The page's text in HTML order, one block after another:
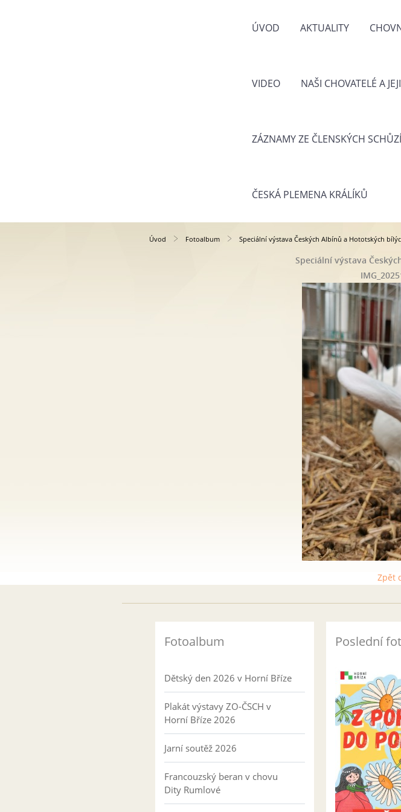
ÚVOD AKTUALITY
VIDEO NAŠI CHOVATELÉ A
ZÁZNAMY ZE ČLENSKÝCH SCHŮZÍ
ČESKÁ PLEMENA KRÁLÍKŮ
Úvod Fotoalbum Speciální výstava Českých Albínů a Hototských
Speciální výstava
Zpět
Fotoalbum
Dětský den 2026 v Horní Bříze
Plakát výstavy ZO-ČSCH v
Horní Bříze 2026
Jarní soutěž 2026
Francouzský beran v chovu
Dity Rumlové
Poslední